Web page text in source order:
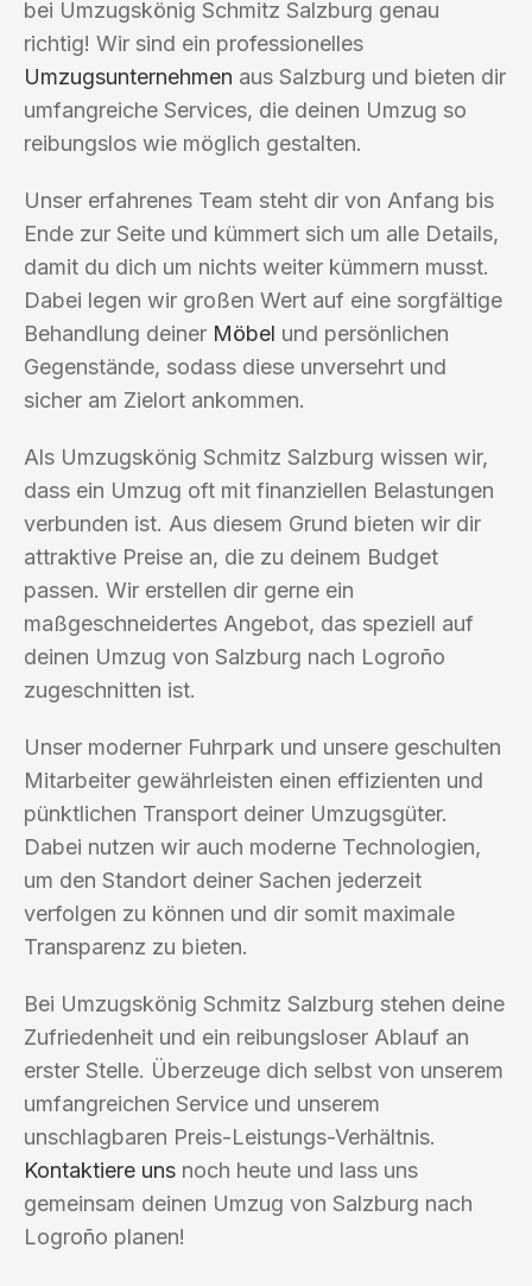
bei Umzugskönig Schmitz Salzburg genau
richtig! Wir sind ein professionelles
Umzugsunternehmen aus Salzburg und bieten dir
umfangreiche Services, die deinen Umzug so
reibungslos wie möglich gestalten.
Unser erfahrenes Team steht dir von Anfang bis
Ende zur Seite und kümmert sich um alle Details,
damit du dich um nichts weiter kümmern musst.
Dabei legen wir großen Wert auf eine sorgfältige
Behandlung deiner Möbel und persönlichen
Gegenstände, sodass diese unversehrt und
sicher am Zielort ankommen.
Als Umzugskönig Schmitz Salzburg wissen wir,
dass ein Umzug oft mit finanziellen Belastungen
verbunden ist. Aus diesem Grund bieten wir dir
attraktive Preise an, die zu deinem Budget
passen. Wir erstellen dir gerne ein
maßgeschneidertes Angebot, das speziell auf
deinen Umzug von Salzburg nach Logroño
zugeschnitten ist.
Unser moderner Fuhrpark und unsere geschulten
Mitarbeiter gewährleisten einen effizienten und
pünktlichen Transport deiner Umzugsgüter.
Dabei nutzen wir auch moderne Technologien,
um den Standort deiner Sachen jederzeit
verfolgen zu können und dir somit maximale
Transparenz zu bieten.
Bei Umzugskönig Schmitz Salzburg stehen deine
Zufriedenheit und ein reibungsloser Ablauf an
erster Stelle. Überzeuge dich selbst von unserem
umfangreichen Service und unserem
unschlagbaren Preis-Leistungs-Verhältnis.
Kontaktiere uns noch heute und lass uns
gemeinsam deinen Umzug von Salzburg nach
Logroño planen!